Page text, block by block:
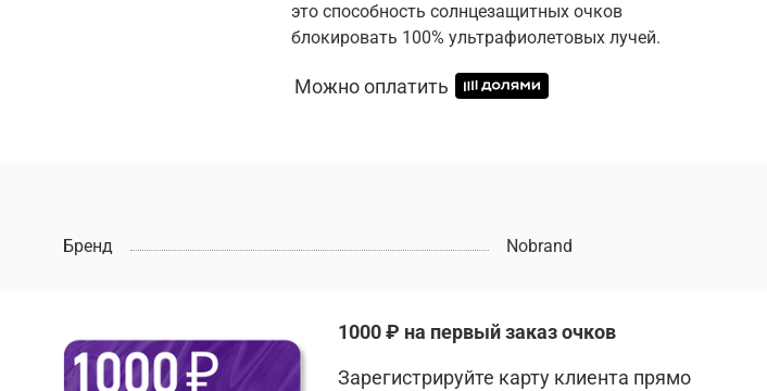
это способность солнцезащитных очков
блокировать 100% ультрафиолетовых лучей.
Можно оплатить
Бренд Nobrand
1000 ₽ на первый заказ очков
Зарегистрируйте карту клиента прямо